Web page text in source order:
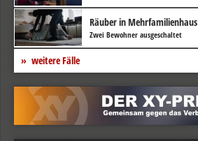
Räuber in Mehrfamilienhaus
Zwei Bewohner ausgeschaltet
weitere Fälle